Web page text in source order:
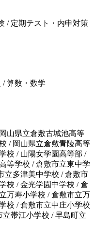
/ 定期テスト・内申対策
/ 算数・数学
山県立倉敷古城池高等
/ 岡山県立倉敷青陵高等
校 / 山陽女学園高等部 /
等学校 / 倉敷市立東中学
立多津美中学校 / 倉敷市
校 / 金光学園中学校 / 倉
万寿小学校 / 倉敷市立万
校 / 倉敷市立中庄小学校
帯江小学校 / 早島町立